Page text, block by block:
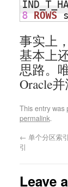
8
ROWS
事实上
基本上
思路。
Oracle
This entry was
permalink.
← 单个分区索
引
Leave